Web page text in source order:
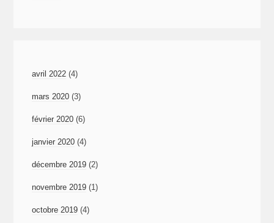
avril 2022 (4)
mars 2020 (3)
février 2020 (6)
janvier 2020 (4)
décembre 2019 (2)
novembre 2019 (1)
octobre 2019 (4)